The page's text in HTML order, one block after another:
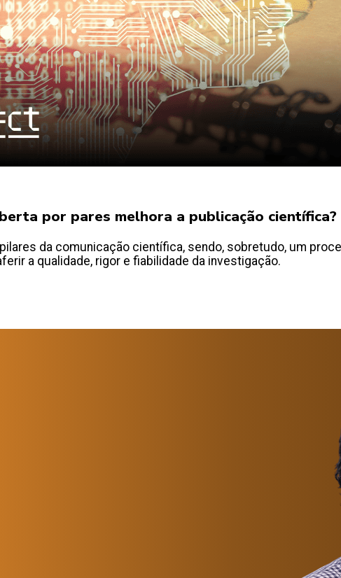
por pares melhora a publicação científica?
da comunicação científica, sendo, sobretudo, um
a qualidade, rigor e fiabilidade da investigação.